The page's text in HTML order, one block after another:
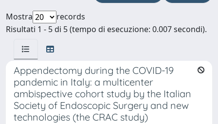
Mostra
records
Risultati 1 - 5 di 5 (tempo di esecuzione: 0.007 secondi).
Appendectomy during the COVID-19
pandemic in Italy: a multicenter
ambispective cohort study by the Italian
Society of Endoscopic Surgery and new
technologies (the CRAC study)